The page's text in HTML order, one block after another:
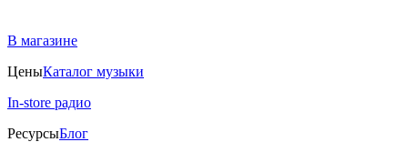
В магазине
ЦеныКаталог музыки
In-store радио
РесурсыБлог